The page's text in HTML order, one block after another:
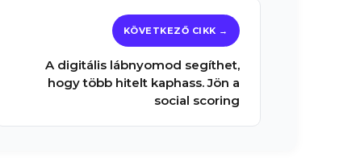
A digitális lábnyomod segíthet,
hogy több hitelt kaphass. Jön a
social scoring